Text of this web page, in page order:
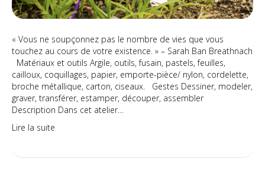
« Vous ne soupçonnez pas le nombre de vies que vous
touchez au cours de votre existence. » – Sarah Ban Breathnach
Matériaux et outils Argile, outils, fusain, pastels, feuilles,
cailloux, coquillages, papier, emporte-pièce/ nylon, cordelette,
broche métallique, carton, ciseaux. Gestes Dessiner, modeler,
graver, transférer, estamper, découper, assembler
Description Dans cet atelier…
Lire la suite